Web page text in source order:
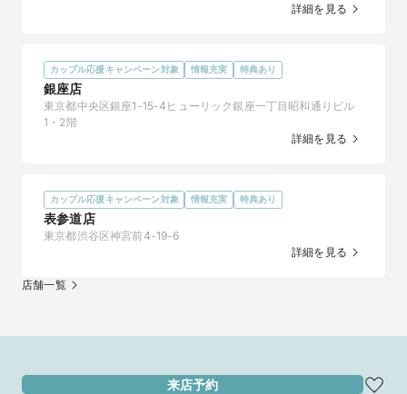
ビジュピコ限定店舗にてEvermoreを含む3本のブライダルリン
ブライダルリングのブランドは問いませんので、お好きな組み
合わせでお楽しみください。
※青森店および首都圏・関東エリアの店舗限定でのフェアとな
ります。
※サイズは6～11号で展開しており、有料にて±2号のサイズ直し
す。
詳細を見る
カップル応援キャンペーン対象 情報充実 特典あり
銀座店
東京都中央区銀座1-15-4ヒューリック銀座一丁目昭和通りビル
1・2階
詳細を見る
カップル応援キャンペーン対象 情報充実 特典あり
表参道店
東京都渋谷区神宮前4-19-6
詳細を見る
店舗一覧
来店予約